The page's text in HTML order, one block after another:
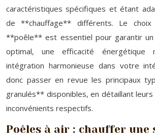
caractéristiques spécifiques et étant
de **chauffage** différents. Le
**poêle** est essentiel pour garantir
optimal, une efficacité énergétique
intégration harmonieuse dans votre
donc passer en revue les principaux
granulés** disponibles, en détaillant
inconvénients respectifs.
Poêles à air : chauffer une